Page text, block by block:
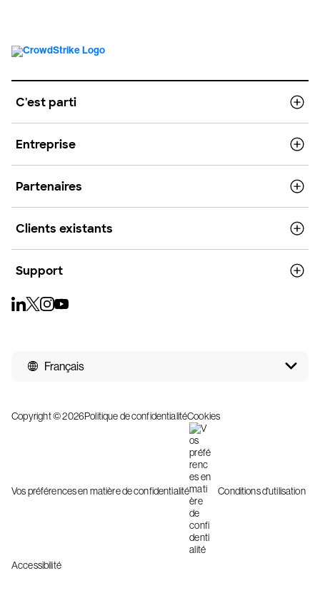
C'est parti
Entreprise
Partenaires
Clients existants
Support
Français
Copyright © 2026Politique de confidentialitéCookies
Vos préférences en matière de confidentialité Conditions d'utilisation
Accessibilité